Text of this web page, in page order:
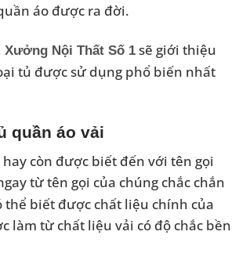
áo được ra đời.
Xưởng Nội Thất Số 1 sẽ giới thiệu
tủ được sử dụng phổ biến nhất
quần áo vải
còn được biết đến với tên gọi
từ tên gọi của chúng chắc chắn
thể biết được chất liệu chính của
làm từ chất liệu vải có độ chắc bền